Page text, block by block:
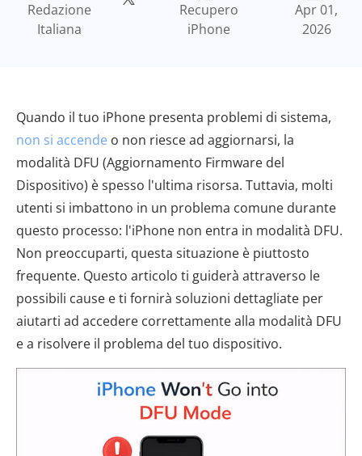
Redazione
Italiana
Recupero
iPhone
Apr 01,
2026
Quando il tuo iPhone presenta problemi di sistema,
non si accende o non riesce ad aggiornarsi, la
modalità DFU (Aggiornamento Firmware del
Dispositivo) è spesso l'ultima risorsa. Tuttavia, molti
utenti si imbattono in un problema comune durante
questo processo: l'iPhone non entra in modalità DFU.
Non preoccuparti, questa situazione è piuttosto
frequente. Questo articolo ti guiderà attraverso le
possibili cause e ti fornirà soluzioni dettagliate per
aiutarti ad accedere correttamente alla modalità DFU
e a risolvere il problema del tuo dispositivo.